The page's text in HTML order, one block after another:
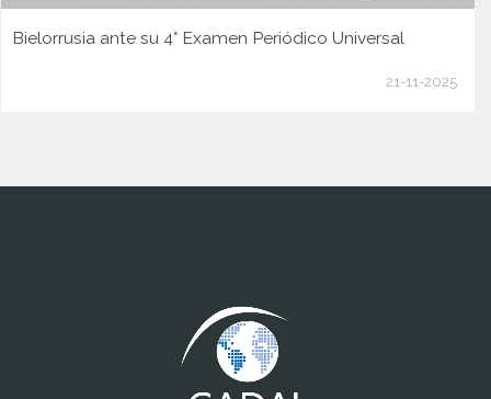
Bielorrusia ante su 4° Examen Periódico Universal
21-11-2025